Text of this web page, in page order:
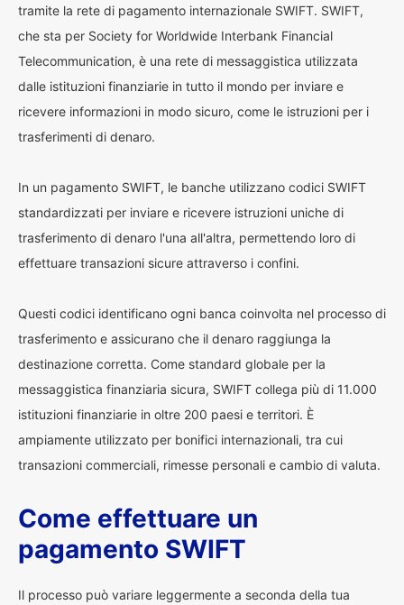
tramite la rete di pagamento internazionale SWIFT. SWIFT,
che sta per Society for Worldwide Interbank Financial
Telecommunication, è una rete di messaggistica utilizzata
dalle istituzioni finanziarie in tutto il mondo per inviare e
ricevere informazioni in modo sicuro, come le istruzioni per i
trasferimenti di denaro.
In un pagamento SWIFT, le banche utilizzano codici SWIFT
standardizzati per inviare e ricevere istruzioni uniche di
trasferimento di denaro l'una all'altra, permettendo loro di
effettuare transazioni sicure attraverso i confini.
Questi codici identificano ogni banca coinvolta nel processo di
trasferimento e assicurano che il denaro raggiunga la
destinazione corretta. Come standard globale per la
messaggistica finanziaria sicura, SWIFT collega più di 11.000
istituzioni finanziarie in oltre 200 paesi e territori. È
ampiamente utilizzato per bonifici internazionali, tra cui
transazioni commerciali, rimesse personali e cambio di valuta.
Come effettuare un
pagamento SWIFT
Il processo può variare leggermente a seconda della tua